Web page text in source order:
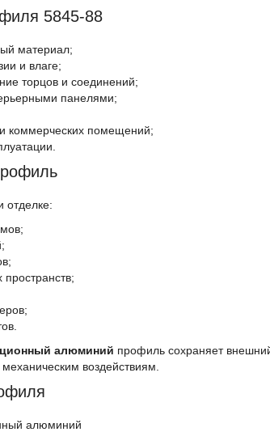
5845-88
материал;
и влаге;
торцов и соединений;
панелями;
коммерческих помещений;
отделке:
пространств;
алюминий профиль сохраняет
воздействиям.
алюминий